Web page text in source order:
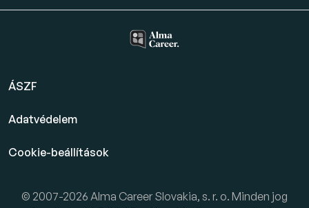
ÁSZF
Adatvédelem
Cookie-beállítások
© 2007-2026 Alma Career Slovakia, s. r. o. Minden jog